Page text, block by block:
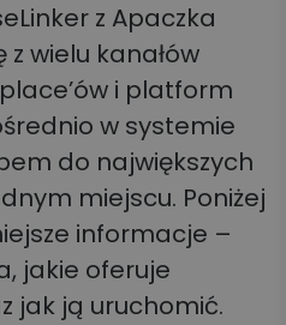
z Apaczka
z wielu kanałów
i platform
w systemie
do największych
miejscu. Poniżej
informacje –
jakie oferuje
jak ją uruchomić.